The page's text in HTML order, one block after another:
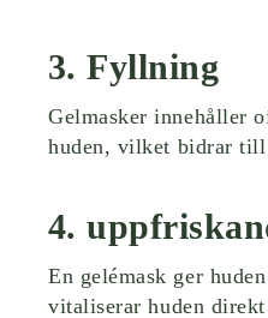
3. Fyllning
Gelmasker innehåller
huden, vilket bidrar
4.
En gelémask ger
vitaliserar huden